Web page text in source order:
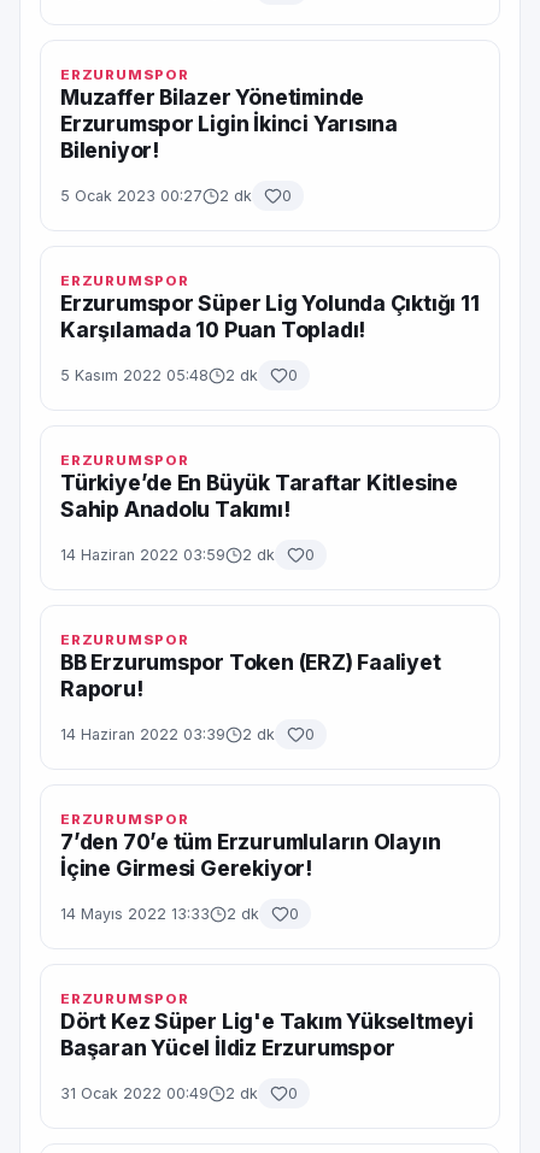
ERZURUMSPOR
Muzaffer Bilazer Yönetiminde
Erzurumspor Ligin İkinci Yarısına
Bileniyor!
5 Ocak 2023 00:27 2 dk 0
ERZURUMSPOR
Erzurumspor Süper Lig Yolunda Çıktığı 11
Karşılamada 10 Puan Topladı!
5 Kasım 2022 05:48 2 dk 0
ERZURUMSPOR
Türkiye’de En Büyük Taraftar Kitlesine
Sahip Anadolu Takımı!
14 Haziran 2022 03:59 2 dk 0
ERZURUMSPOR
BB Erzurumspor Token (ERZ) Faaliyet
Raporu!
14 Haziran 2022 03:39 2 dk 0
ERZURUMSPOR
7’den 70’e tüm Erzurumluların Olayın
İçine Girmesi Gerekiyor!
14 Mayıs 2022 13:33 2 dk 0
ERZURUMSPOR
Dört Kez Süper Lig'e Takım Yükseltmeyi
Başaran Yücel İldiz Erzurumspor
31 Ocak 2022 00:49 2 dk 0